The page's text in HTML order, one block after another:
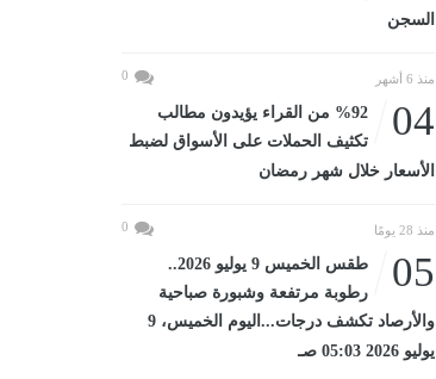
السجن
منذ 6 أشهر 0
04
%92 من القراء يؤيدون مطالب
تكثيف الحملات على الأسواق لضبط
الأسعار خلال شهر رمضان
منذ 28 يومًا 0
05
طقس الخميس 9 يوليو 2026..
رطوبة مرتفعة وشبورة صباحية
والأرصاد تكشف درجات...اليوم الخميس، 9
يوليو 2026 05:03 صـ